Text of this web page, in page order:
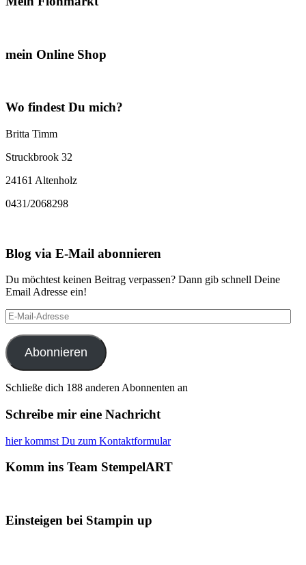
mein Online Shop
Wo findest Du mich?
Britta Timm
Struckbrook 32
24161 Altenholz
0431/2068298
Blog via E-Mail abonnieren
Du möchtest keinen Beitrag verpassen? Dann gib schnell Deine
Email Adresse ein!
E-
Mail-
Adresse
Abonnieren
Schließe dich 188 anderen Abonnenten an
Schreibe mir eine Nachricht
hier kommst Du zum Kontaktformular
Komm ins Team StempelART
Einsteigen bei Stampin up